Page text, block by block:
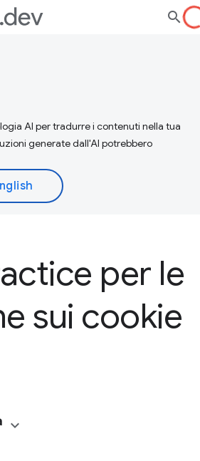
AI per tradurre i contenuti nella tua
generate dall'AI potrebbero
per le
sui cookie